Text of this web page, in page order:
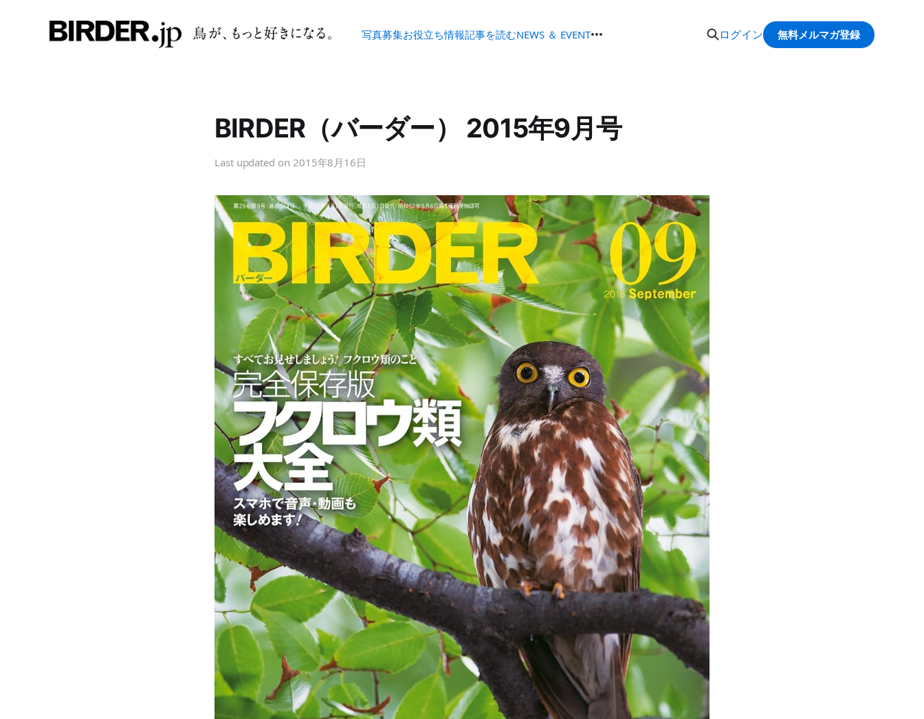
写真募集お役立ち情報記事を読むNEWS ＆ EVENT ログイン 無料メルマガ登録
BIRDER（バーダー） 2015年9月号
Last updated on 2015年8月16日